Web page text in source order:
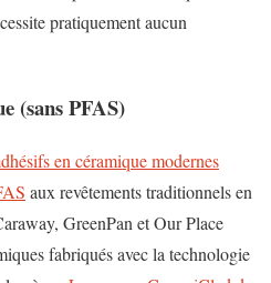
pratiquement aucun
(sans PFAS)
en céramique modernes
aux revêtements traditionnels en
GreenPan et Our Place
fabriqués avec la technologie